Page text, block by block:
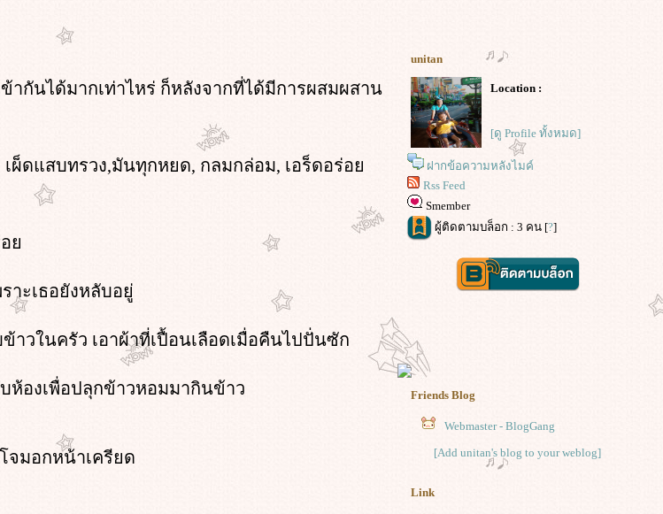
ากันได้มากเท่าไหร่ ก็หลังจากที่ได้มีการผสมผสาน
ผ็ดแสบทรวง,มันทุกหยด, กลมกล่อม, เอร็ดอร่อ
อ
าะเธอยังหลับอยู่
าวในครัว เอาผ้าที่เปื้อนเลือดเมื่อคืนไปปั่นซัก
ห้องเพื่อปลุกข้าวหอมมากินข้าว
จมอกหน้าเครียด
unitan
Location :
[ดู Profile ทั้งหมด]
ฝากข้อความหลังไมค์
Rss Feed
Smember
ผู้ติดตามบล็อก : 3 คน [?]
Friends Blog
Webmaster - BlogGang
[Add unitan's blog to your weblog]
Link